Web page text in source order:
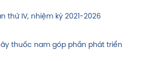
thứ IV, nhiệm kỳ 2021-2026
thuốc nam góp phần phát triển